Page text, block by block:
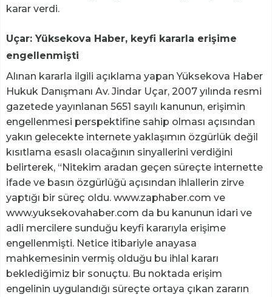
karar verdi.
Uçar: Yüksekova Haber, keyfi kararla erişime
engellenmişti
Alınan kararla ilgili açıklama yapan Yüksekova Haber
Hukuk Danışmanı Av. Jindar Uçar, 2007 yılında resmi
gazetede yayınlanan 5651 sayılı kanunun, erişimin
engellenmesi perspektifine sahip olması açısından
yakın gelecekte internete yaklaşımın özgürlük değil
kısıtlama esaslı olacağının sinyallerini verdiğini
belirterek, “Nitekim aradan geçen süreçte internette
ifade ve basın özgürlüğü açısından ihlallerin zirve
yaptığı bir süreç oldu. www.zaphaber.com ve
www.yuksekovahaber.com da bu kanunun idari ve
adli mercilere sunduğu keyfi kararıyla erişime
engellenmişti. Netice itibariyle anayasa
mahkemesinin vermiş olduğu bu ihlal kararı
beklediğimiz bir sonuçtu. Bu noktada erişim
engelinin uygulandığı süreçte ortaya çıkan zararın